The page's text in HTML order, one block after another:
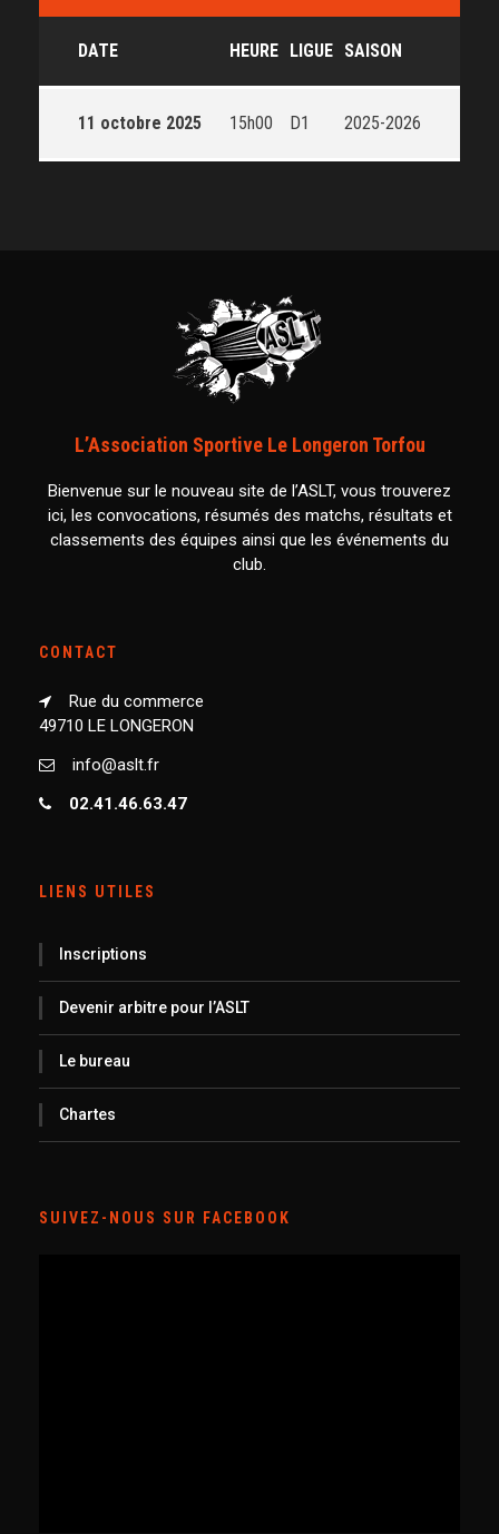
DATE HEURE LIGUE SAISON
11 octobre 2025 15h00 D1 2025-2026
L’Association Sportive Le Longeron Torfou
Bienvenue sur le nouveau site de l’ASLT, vous trouverez
ici, les convocations, résumés des matchs, résultats et
classements des équipes ainsi que les événements du
club.
CONTACT
Rue du commerce
49710 LE LONGERON
info@aslt.fr
02.41.46.63.47
LIENS UTILES
Inscriptions
Devenir arbitre pour l’ASLT
Le bureau
Chartes
SUIVEZ-NOUS SUR FACEBOOK